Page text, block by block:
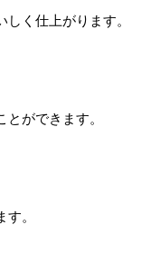
く仕上がります。
ができます。
。